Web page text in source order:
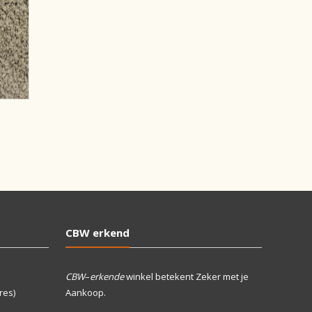
CBW erkend
CBW–erkendewinkel betekent Zeker met je
Aankoop.